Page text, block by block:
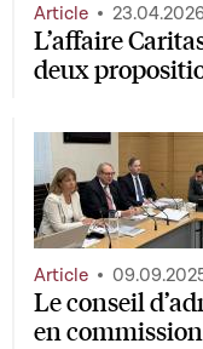
L’affaire
deux
Article
Le conseil
en commission
Article